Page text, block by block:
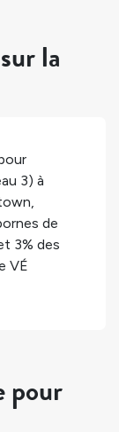
la
3) à
,
de
3% des
VÉ
pour